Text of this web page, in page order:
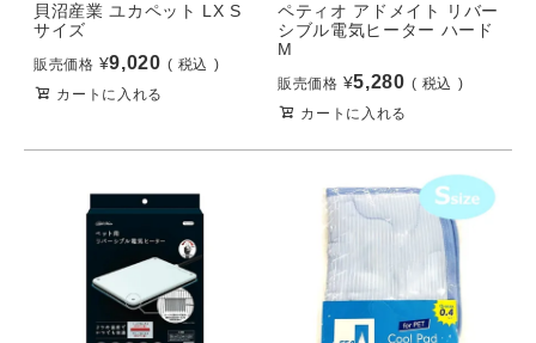
貝沼産業 ユカペット LX S
サイズ
販売価格 ¥9,020
税込
カートに入れる
ペティオ アドメイト リバー
シブル電気ヒーター ハード
M
販売価格 ¥5,280
税込
カートに入れる